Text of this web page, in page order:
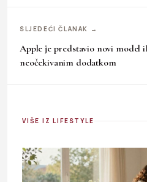
SLJEDEĆI ČLANAK →
Apple je predstavio novi model
neočekivanim dodatkom
VIŠE IZ LIFESTYLE